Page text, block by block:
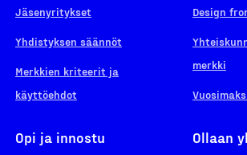
Jäsenyritykset
Yhdistyksen säännöt
Merkkien kriteerit ja
käyttöehdot
Design
merkki
Opi ja innostu Ollaan